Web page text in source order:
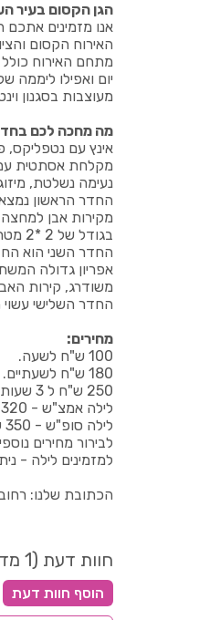
הגן הקסום בעיר
אנו מזמינים
האירוח הקסום
מתחם האירוח כולל
יום ואפילו ליממה
מעוצבות בסגנון
מה מחכה לכם
אינץ עם נטפליקס,
מקלחת אסתטית עם
נעימה נשלטת, מיזוג
החדר הראשון
מקירות אבן
בגודל של 2 *2 מטרים להנאה מיריבת.
החדר השני הוא
משודרג, קירות
החדר השלישי
מחירים:
100 ש"ח לשעה.
180 ש"ח לשעתיים.
250 ש"ח ל 3 שעות.
לילה אמצ"ש - 320 ש"ח.
לילה סופ"ש - 350 ש"ח.
לבירור מחירים
למזמינים לילה -
הכתובת שלנו: רחוב
חוות דעת (1 מדרגים)